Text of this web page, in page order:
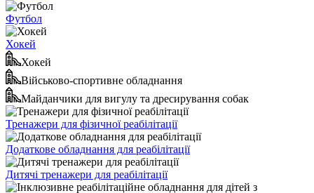
Футбол
Хокей
Хокей
Військово-спортивне обладнання
Майданчики для вигулу та дресирування собак
Тренажери для фізичної реабілітації
Додаткове обладнання для реабілітації
Дитячі тренажери для реабілітації